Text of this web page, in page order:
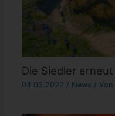
Die Siedler
04.03.2022 / News / Von